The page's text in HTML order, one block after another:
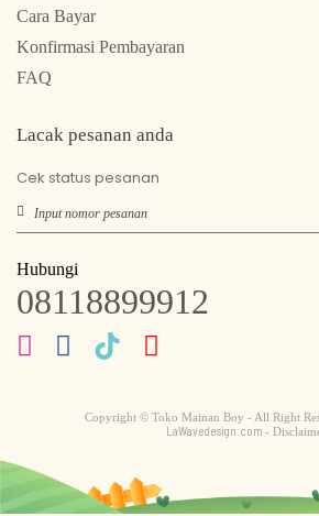
Cara Bayar
Konfirmasi Pembayaran
FAQ
Lacak pesanan anda
Cek status pesanan
Hubungi
08118899912
Copyright © Toko Mainan Boy - All Right
LaWavedesign.com -